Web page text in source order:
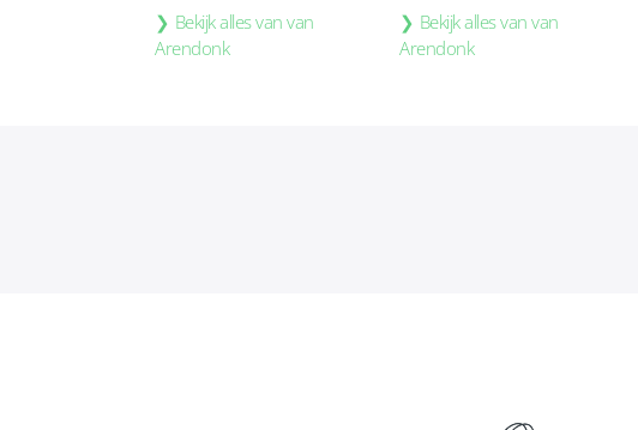
Bekijk alles van van
Arendonk
Bekijk alles van van
Arendonk